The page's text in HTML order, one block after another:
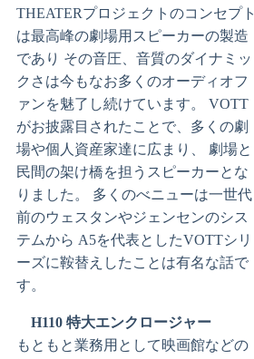
THEATERプロジェクトのコンセプト
は最高峰の劇場用スピーカーの製造
であり その音圧、音質のダイナミッ
クさは今もなお多くのオーディオフ
ァンを魅了し続けています。 VOTT
がお披露目されたことで、多くの劇
場や個人資産家達に広まり、 劇場と
民間の架け橋を担うスピーカーとな
りました。 多くのべニューは一世代
前のウェスタンやジェンセンのシス
テムから A5を代表としたVOTTシリ
ーズに鞍替えしたことは有名な話で
す。
H110 特大エンクロージャー
もともと業務用として映画館などの